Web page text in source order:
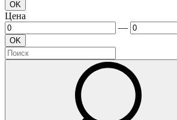
OK
Цена
—
OK